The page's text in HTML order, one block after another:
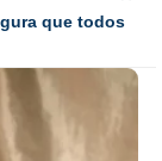
que todos